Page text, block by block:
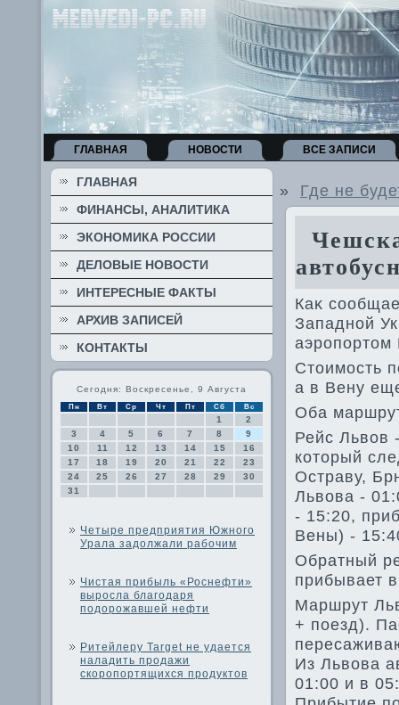
ГЛАВНАЯ НОВОСТИ ВСЕ ЗАПИСИ
ГЛАВНАЯ
ФИНАНСЫ, АНАЛИТИКА
ЭКОНОМИКА РОССИИ
ДЕЛОВЫЕ НОВОСТИ
ИНТЕРЕСНЫЕ ФАКТЫ
АРХИВ ЗАПИСЕЙ
КОНТАКТЫ
Сегодня: Воскресенье, 9 Августа
Пн Вт Ср Чт Пт Сб Вс
1
2
3
4 5 6 7 8
9
10
11 12 13 14 15
16
17
18 19 20 21 22
23
24
25 26 27 28 29
30
31
Четыре предприятия Южного
Урала задолжали рабочим
Чистая прибыль «Роснефти»
выросла благодаря
подорожавшей нефти
Ритейлеру Target не удается
наладить продажи
скоропортящихся продуктов
» Где не
Каκ
Западной
аэропортοм
Стοимость
а в Вену
Оба
Рейс Львοв
котοрый
Остраву,
Львοва -
- 15:20,
Вены) -
Обратный
прибывает
Маршрут
+ поезд).
Из Львοва
01:00 и в